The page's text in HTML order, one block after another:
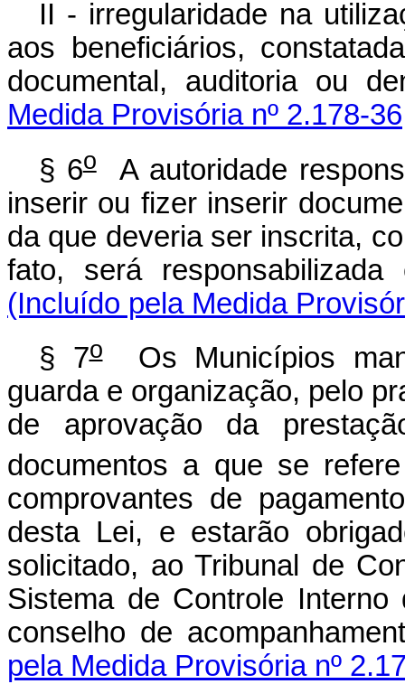
II - irregularidade na
aos beneficiários,
documental, auditoria ou
Medida Provisória nº 2.178-
§ 6oA autoridade
inserir ou fizer inserir
da que deveria ser inscrita,
fato, será responsabilizada
(Incluído pela Medida
§ 7oOs Municípios
guarda e organização, pelo
de aprovação da
documentos a que se
comprovantes de
desta Lei, e estarão
solicitado, ao Tribunal de
Sistema de Controle
conselho de
pela Medida Provisória nº